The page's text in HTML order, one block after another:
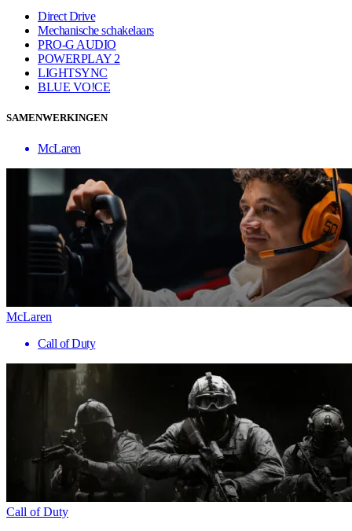
Direct Drive
Mechanische schakelaars
PRO-G AUDIO
POWERPLAY 2
LIGHTSYNC
BLUE VO!CE
SAMENWERKINGEN
McLaren
McLaren
Call of Duty
Call of Duty